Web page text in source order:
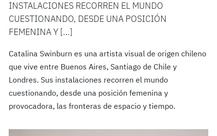
INSTALACIONES RECORREN EL MUNDO
CUESTIONANDO, DESDE UNA POSICIÓN
FEMENINA Y […]
Catalina Swinburn es una artista visual de origen chileno
que vive entre Buenos Aires, Santiago de Chile y
Londres. Sus instalaciones recorren el mundo
cuestionando, desde una posición femenina y
provocadora, las fronteras de espacio y tiempo.